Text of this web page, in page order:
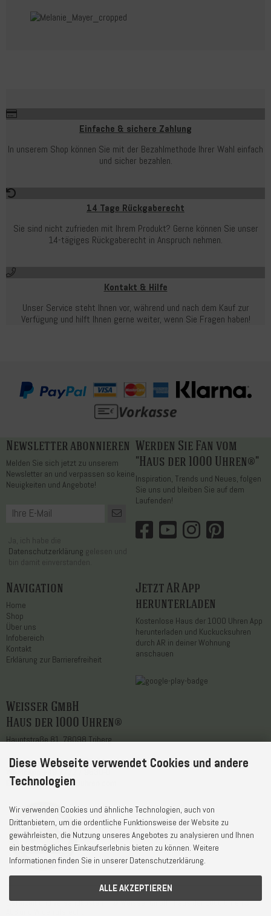
Einfache & sichere Zahlung
In unserem Shop können Sie mit der Bezahlmethode Ihrer Wahl einfach
und sicher bezahlen.
14 Tage Rückgaberecht
Sie sind nicht zufrieden mit Ihrem Produkt? Gerne können Sie unser
14-tägiges Rückgaberecht in Anspruch nehmen.
Kontakt & Hilfe
Unser Service steht Ihnen vor, während und nach dem Kauf zur
Verfügung und hilft Ihnen gerne weiter, wenn Sie Fragen haben!
Newsletter abonnieren
Melden Sie sich jetzt zu unserem
Newsletter an und verpassen so keine
Neuigkeiten und Angebote!
Ja, ich habe die
Datenschutzerklärung gelesen und
bin damit einverstanden.
Werden Sie Fan vom
"Haus der 1000 Uhren®"
Inspiration, Trends und Neues, folgen
Sie uns und bleiben Sie auf dem
Laufenden!
Navigation
Home
Shop
Über uns
Infobereich
Kontakt
Erklärung zur Barrierefreiheit
Jetzt AR App
herunterladen
Kostenlose Haus der 1000 Uhren App
herunterladen und Kuckucksuhren
durch AR in deiner Wohnung
anschauen
Weisser GmbH
Haus der 1000 Uhren®
Hauptstraße 81, 78098 Triberg
Telefon+49 7722 / 9630-0
E-Mailservice@1000uhren.com
Lieferzeit und Versandkosten
© Weisser GmbH - Haus der 1000 Uhren®
Diese Webseite verwendet Cookies und andere
Technologien
Wir verwenden Cookies und ähnliche Technologien, auch von
Drittanbietern, um die ordentliche Funktionsweise der Website zu
gewährleisten, die Nutzung unseres Angebotes zu analysieren und Ihnen
ein bestmögliches Einkaufserlebnis bieten zu können. Weitere
Informationen finden Sie in unserer Datenschutzerklärung.
ALLE AKZEPTIEREN